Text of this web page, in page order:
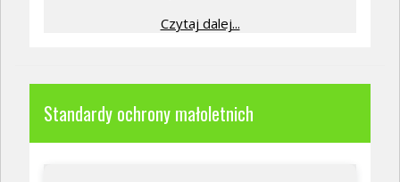
Czytaj dalej...
Standardy ochrony małoletnich